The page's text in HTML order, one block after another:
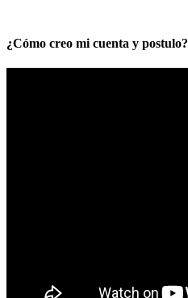
¿Cómo creo mi cuenta y postulo?